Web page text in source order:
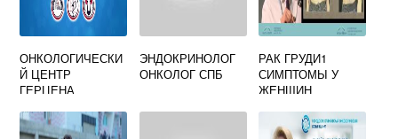
ОНКОЛОГИЧЕСКИ
Й ЦЕНТР
ГЕРЦЕНА
ЭНДОКРИНОЛОГ
ОНКОЛОГ СПБ
РАК ГРУДИ1
СИМПТОМЫ У
ЖЕНЩИН